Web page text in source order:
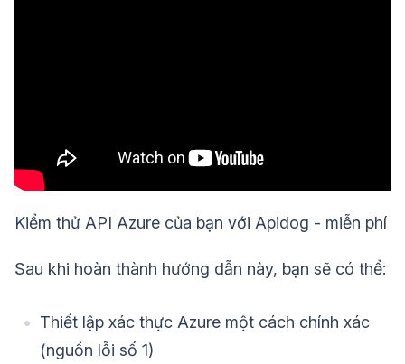
Kiểm thử API Azure của bạn với Apidog - miễn phí
Sau khi hoàn thành hướng dẫn này, bạn sẽ có thể:
Thiết lập xác thực Azure một cách chính xác
(nguồn lỗi số 1)